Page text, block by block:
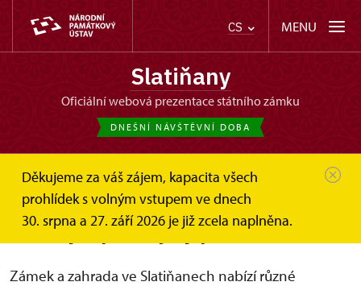
CS MENU
Slatiňany
oficiální webová prezentace státního zámku
DNEŠNÍ NÁVŠTĚVNÍ DOBA
Děkujeme za váš zájem, kapacita všech
prohlídek s volným vstupem ve dnech
30. srpna a 27. září 2026 je již zcela naplněna.
Slatiňany Svatby a pronájmy
Svatby a pronájmy prostor
Zámek a zahrada ve Slatiňanech nabízí různé